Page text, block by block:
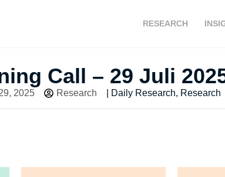
RESEARCH
Call – 29 Juli
2025 Research Daily Research, Research